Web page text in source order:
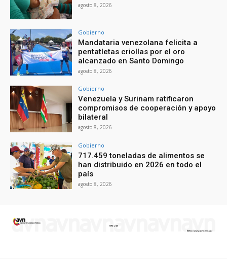
agosto 8, 2026
Gobierno
Mandataria venezolana felicita a
pentatletas criollas por el oro
alcanzado en Santo Domingo
agosto 8, 2026
Gobierno
Venezuela y Surinam ratificaron
compromisos de cooperación y apoyo
bilateral
agosto 8, 2026
Gobierno
717.459 toneladas de alimentos se
han distribuido en 2026 en todo el
país
agosto 8, 2026